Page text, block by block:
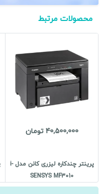
محصولات مرتبط
40,500,000 تومان
پرینتر چندکاره لیزری کانن مدل i-
SENSYS MF3010